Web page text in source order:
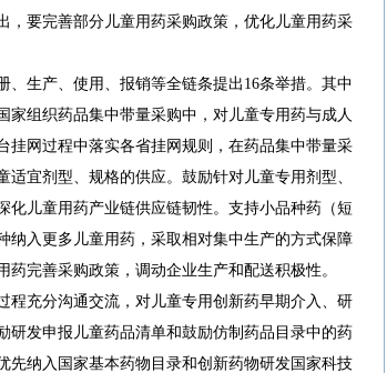
，要完善部分儿童用药采购政策，优化儿童用药采
、生产、使用、报销等全链条提出16条举措。其中
家组织药品集中带量采购中，对儿童专用药与成人
挂网过程中落实各省挂网规则，在药品集中带量采
宜剂型、规格的供应。鼓励针对儿童专用剂型、
化儿童用药产业链供应链韧性。支持小品种药（短
纳入更多儿童用药，采取相对集中生产的方式保障
完善采购政策，调动企业生产和配送积极性。
程充分沟通交流，对儿童专用创新药早期介入、研
研发申报儿童药品清单和鼓励仿制药品目录中的药
先纳入国家基本药物目录和创新药物研发国家科技